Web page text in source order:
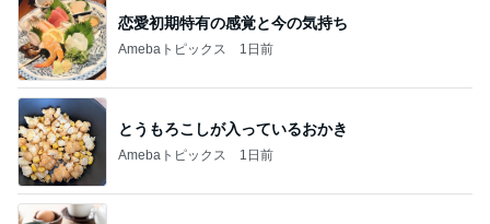
恋愛初期特有の感覚と今の気持ち
Amebaトピックス 1日前
とうもろこしが入っているおかき
Amebaトピックス 1日前